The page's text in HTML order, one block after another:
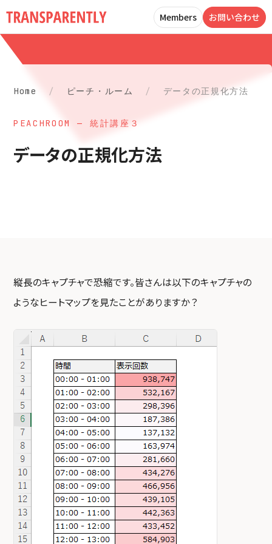
Members お問い合わせ
Home / ピーチ・ルーム / データの正規化方法
PEACHROOM — 統計講座３
データの正規化方法
縦長のキャプチャで恐縮です。皆さんは以下のキャプチャの
ようなヒートマップを見たことがありますか？